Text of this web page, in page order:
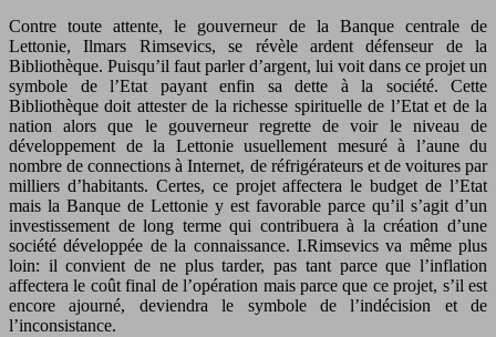
Contre toute attente, le gouverneur de la Banque centrale de
Lettonie, Ilmars Rimsevics, se révèle ardent défenseur de la
Bibliothèque. Puisqu’il faut parler d’argent, lui voit dans ce projet un
symbole de l’Etat payant enfin sa dette à la société. Cette
Bibliothèque doit attester de la richesse spirituelle de l’Etat et de la
nation alors que le gouverneur regrette de voir le niveau de
développement de la Lettonie usuellement mesuré à l’aune du
nombre de connections à Internet, de réfrigérateurs et de voitures par
milliers d’habitants. Certes, ce projet affectera le budget de l’Etat
mais la Banque de Lettonie y est favorable parce qu’il s’agit d’un
investissement de long terme qui contribuera à la création d’une
société développée de la connaissance. I.Rimsevics va même plus
loin: il convient de ne plus tarder, pas tant parce que l’inflation
affectera le coût final de l’opération mais parce que ce projet, s’il est
encore ajourné, deviendra le symbole de l’indécision et de
l’inconsistance.